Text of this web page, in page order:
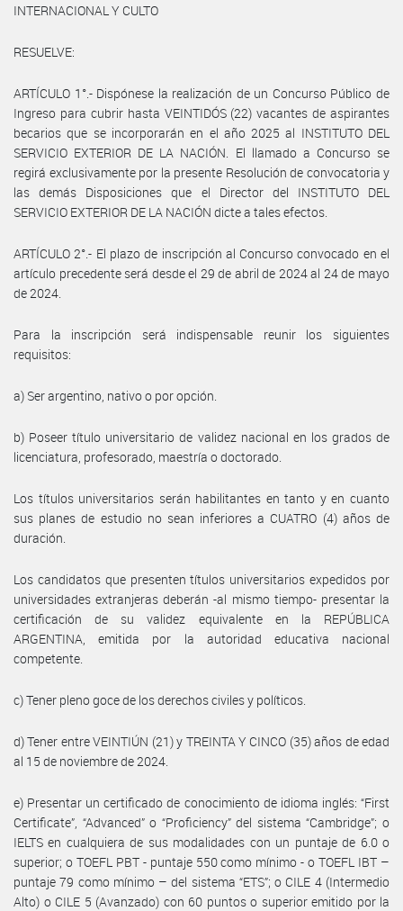
INTERNACIONAL Y CULTO
RESUELVE:
ARTÍCULO 1°.- Dispónese la realización de un Concurso Público de
Ingreso para cubrir hasta VEINTIDÓS (22) vacantes de aspirantes
becarios que se incorporarán en el año 2025 al INSTITUTO DEL
SERVICIO EXTERIOR DE LA NACIÓN. El llamado a Concurso se
regirá exclusivamente por la presente Resolución de convocatoria y
las demás Disposiciones que el Director del INSTITUTO DEL
SERVICIO EXTERIOR DE LA NACIÓN dicte a tales efectos.
ARTÍCULO 2°.- El plazo de inscripción al Concurso convocado en el
artículo precedente será desde el 29 de abril de 2024 al 24 de mayo
de 2024.
Para la inscripción será indispensable reunir los siguientes
requisitos:
a) Ser argentino, nativo o por opción.
b) Poseer título universitario de validez nacional en los grados de
licenciatura, profesorado, maestría o doctorado.
Los títulos universitarios serán habilitantes en tanto y en cuanto
sus planes de estudio no sean inferiores a CUATRO (4) años de
duración.
Los candidatos que presenten títulos universitarios expedidos por
universidades extranjeras deberán -al mismo tiempo- presentar la
certificación de su validez equivalente en la REPÚBLICA
ARGENTINA, emitida por la autoridad educativa nacional
competente.
c) Tener pleno goce de los derechos civiles y políticos.
d) Tener entre VEINTIÚN (21) y TREINTA Y CINCO (35) años de edad
al 15 de noviembre de 2024.
e) Presentar un certificado de conocimiento de idioma inglés: “First
Certificate”, “Advanced” o “Proficiency” del sistema “Cambridge”; o
IELTS en cualquiera de sus modalidades con un puntaje de 6.0 o
superior; o TOEFL PBT - puntaje 550 como mínimo - o TOEFL IBT –
puntaje 79 como mínimo – del sistema “ETS”; o CILE 4 (Intermedio
Alto) o CILE 5 (Avanzado) con 60 puntos o superior emitido por la